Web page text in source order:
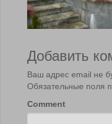
Добавить
Ваш адрес email не
Обязательные поля
Comment